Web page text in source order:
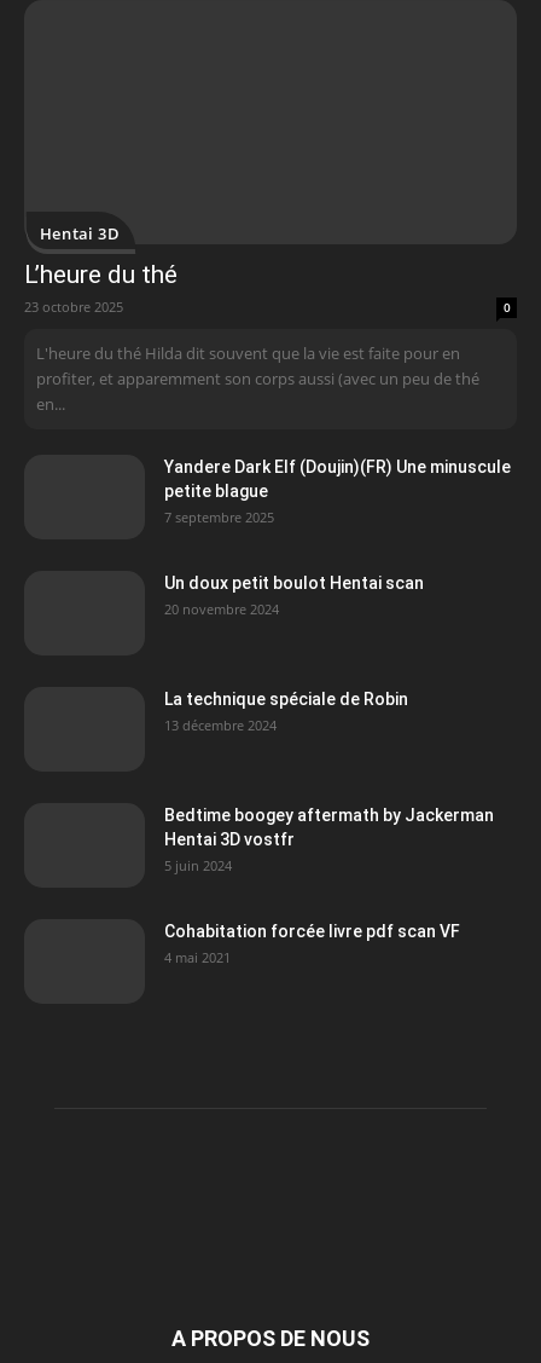
Hentai 3D
L’heure du thé
23 octobre 2025 0
L'heure du thé Hilda dit souvent que la vie est faite pour en
profiter, et apparemment son corps aussi (avec un peu de thé
en...
Yandere Dark Elf (Doujin)(FR) Une minuscule
petite blague
7 septembre 2025
Un doux petit boulot Hentai scan
20 novembre 2024
La technique spéciale de Robin
13 décembre 2024
Bedtime boogey aftermath by Jackerman
Hentai 3D vostfr
5 juin 2024
Cohabitation forcée livre pdf scan VF
4 mai 2021
A PROPOS DE NOUS